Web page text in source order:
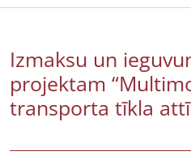
Izmaksu un
projektam
transporta tīkla